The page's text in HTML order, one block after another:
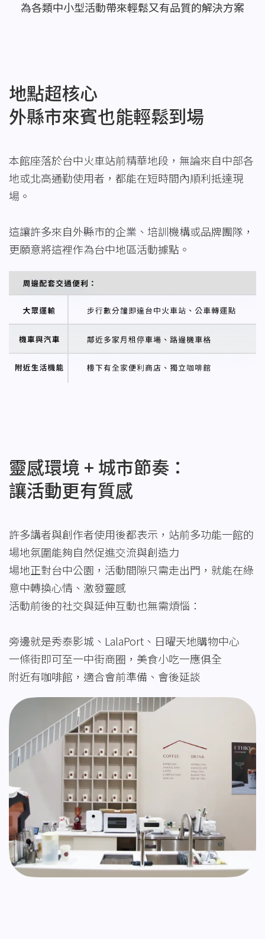
為各類中小型活動帶來輕鬆又有品質的解決方案
地點超核心
外縣市來賓也能輕鬆到場
本館座落於台中火車站前精華地段，無論來自中部各
地或北高通勤使用者，都能在短時間內順利抵達現
場。
這讓許多來自外縣市的企業、培訓機構或品牌團隊，
更願意將這裡作為台中地區活動據點。
靈感環境 + 城市節奏：
讓活動更有質感
許多講者與創作者使用後都表示，站前多功能一館的
場地氛圍能夠自然促進交流與創造力
場地正對台中公園，活動間隙只需走出門，就能在綠
意中轉換心情、激發靈感
活動前後的社交與延伸互動也無需煩惱：
旁邊就是秀泰影城、LalaPort、日曜天地購物中心
一條街即可至一中街商圈，美食小吃一應俱全
附近有咖啡館，適合會前準備、會後延談